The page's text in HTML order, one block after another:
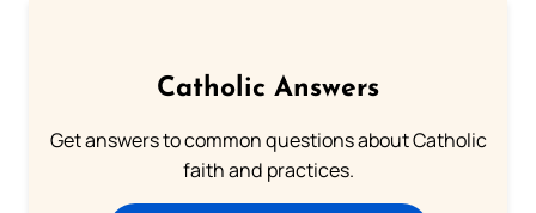
Catholic Answers
Get answers to common questions about Catholic
faith and practices.